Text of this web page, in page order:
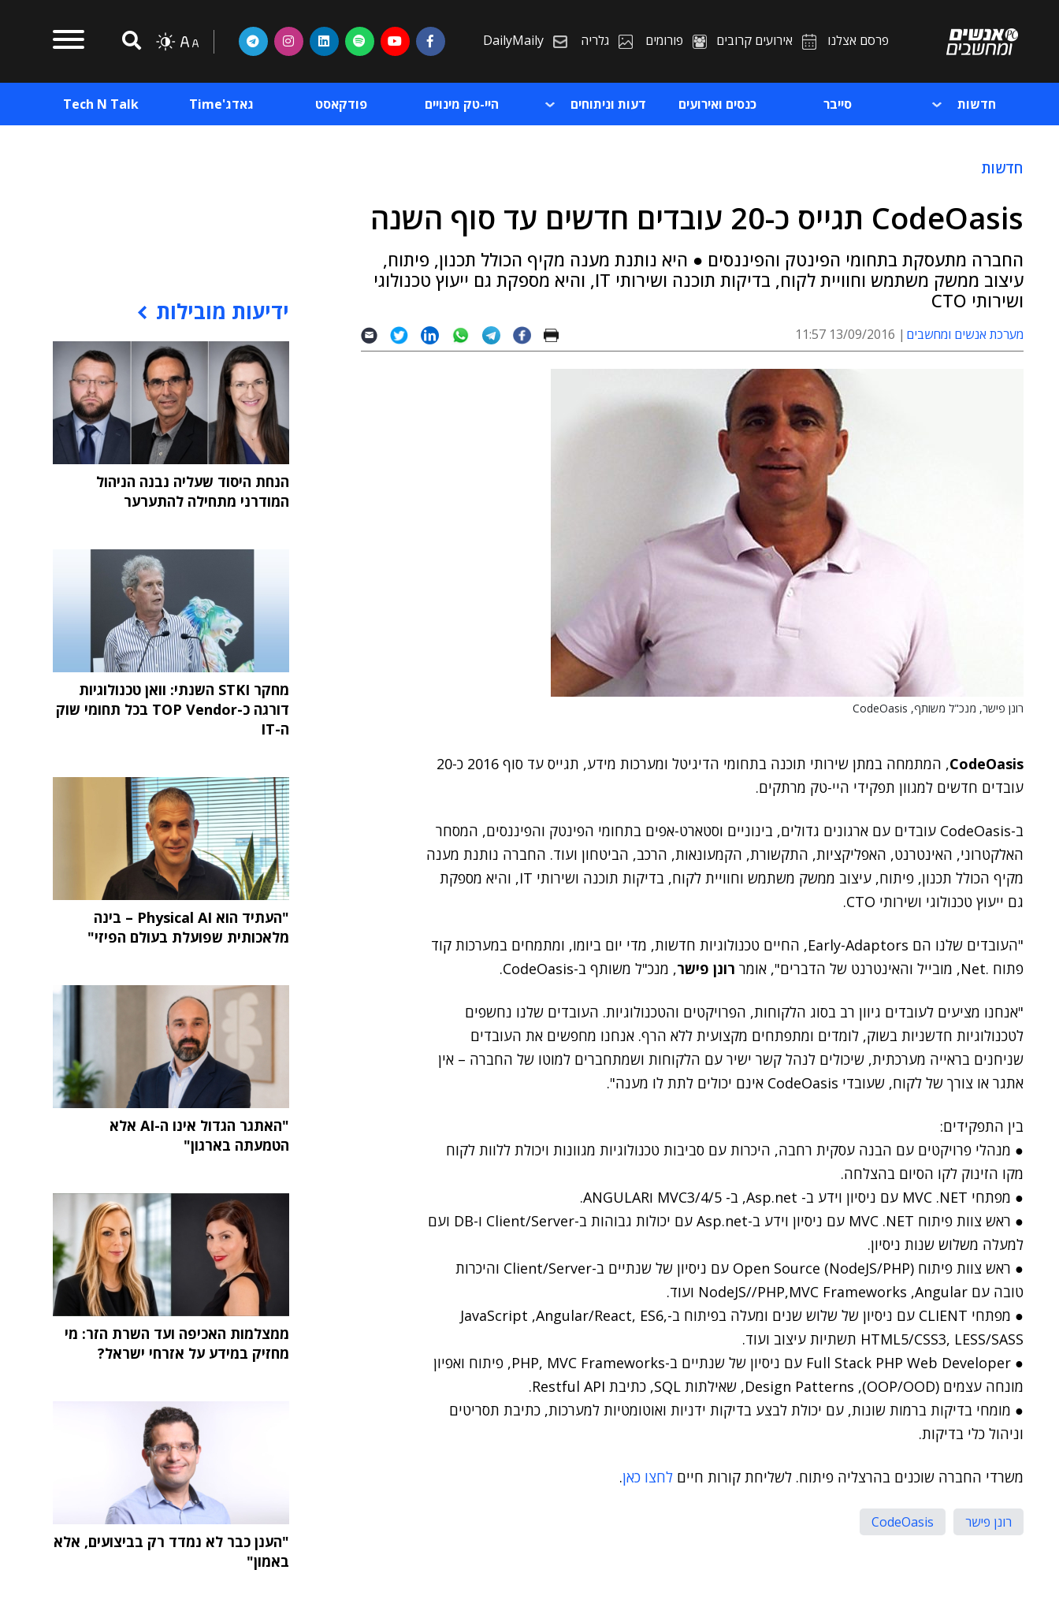
פרסם אצלנו אירועים קרובים פורומים גלריה DailyMaily
חדשות סייבר כנסים ואירועים דעות וניתוחים היי-טק מינויים פודקאסט גאדג'Time Tech N Talk
חדשות
CodeOasis תגייס כ-20 עובדים חדשים עד סוף השנה
החברה מתעסקת בתחומי הפינטק והפיננסים ● היא נותנת מענה מקיף הכולל תכנון, פיתוח,
עיצוב ממשק משתמש וחוויית לקוח, בדיקות תוכנה ושירותי IT, והיא מספקת גם ייעוץ טכנולוגי
ושירותי CTO
מערכת אנשים ומחשבים 13/09/2016 11:57
רונן פישר, מנכ"ל משותף, CodeOasis
CodeOasis
, המתמחה במתן שירותי תוכנה בתחומי הדיגיטל ומערכות מידע, תגייס עד סוף 2016 כ-20
עובדים חדשים למגוון תפקידי היי-טק מרתקים.
ב-CodeOasis עובדים עם ארגונים גדולים, בינוניים וסטארט-אפים בתחומי הפינטק והפיננסים, המסחר
האלקטרוני, האינטרנט, האפליקציות, התקשורת, הקמעונאות, הרכב, הביטחון ועוד. החברה נותנת מענה
מקיף הכולל תכנון, פיתוח, עיצוב ממשק משתמש וחוויית לקוח, בדיקות תוכנה ושירותי IT, והיא מספקת
גם ייעוץ טכנולוגי ושירותי CTO.
"העובדים שלנו הם Early-Adaptors, החיים טכנולוגיות חדשות, מדי יום ביומו, ומתמחים במערכות קוד
פתוח .Net, מובייל והאינטרנט של הדברים", אומר
רונן פישר, מנכ"ל משותף ב-CodeOasis.
"אנחנו מציעים לעובדים גיוון רב בסוג הלקוחות, הפרויקטים והטכנולוגיות. העובדים שלנו נחשפים
לטכנולוגיות חדשניות בשוק, לומדים ומתפתחים מקצועית ללא הרף. אנחנו מחפשים את העובדים
שניחנים בראייה מערכתית, שיכולים לנהל קשר ישיר עם הלקוחות ושמתחברים למוטו של החברה – אין
אתגר או צורך של לקוח, שעובדי CodeOasis אינם יכולים לתת לו מענה".
בין התפקידים:
● מנהלי פרויקטים עם הבנה עסקית רחבה, היכרות עם סביבות טכנולוגיות מגוונות ויכולת ללוות לקוח
מקו הזינוק לקו הסיום בהצלחה.
● מפתחי MVC .NET עם ניסיון וידע ב- Asp.net, ב- 5/MVC3/4 וANGULAR.
● ראש צוות פיתוח MVC .NET עם ניסיון וידע ב-Asp.net עם יכולות גבוהות ב-Client/Server ו-DB ועם
למעלה משלוש שנות ניסיון.
● ראש צוות פיתוח Open Source (NodeJS/PHP) עם ניסיון של שנתיים ב-Client/Server והיכרות
טובה עם NodeJS//PHP,MVC Frameworks ,Angular ועוד.
● מפתחי CLIENT עם ניסיון של שלוש שנים ומעלה בפיתוח ב-JavaScript ,Angular/React, ES6,
HTML5/CSS3, LESS/SASS תשתיות עיצוב ועוד.
● Full Stack PHP Web Developer עם ניסיון של שנתיים ב-PHP, MVC Frameworks, פיתוח ואפיון
מונחה עצמים (OOP/OOD), Design Patterns, שאילתות SQL, כתיבת Restful API.
● מומחי בדיקות ברמות שונות, עם יכולת לבצע בדיקות ידניות ואוטומטיות למערכות, כתיבת תסריטים
וניהול כלי בדיקות.
משרדי החברה שוכנים בהרצליה פיתוח. לשליחת קורות חיים לחצו כאן.
רונן פישר CodeOasis
ידיעות מובילות
הנחת היסוד שעליה נבנה הניהול
המודרני מתחילה להתערער
מחקר STKI השנתי: וואן טכנולוגיות
דורגה כ-TOP Vendor בכל תחומי שוק
ה-IT
"העתיד הוא Physical AI – בינה
מלאכותית שפועלת בעולם הפיזי"
"האתגר הגדול אינו ה-AI אלא
הטמעתה בארגון"
ממצלמות האכיפה ועד השרת הזר: מי
מחזיק במידע על אזרחי ישראל?
"הענן כבר לא נמדד רק בביצועים, אלא
באמון"